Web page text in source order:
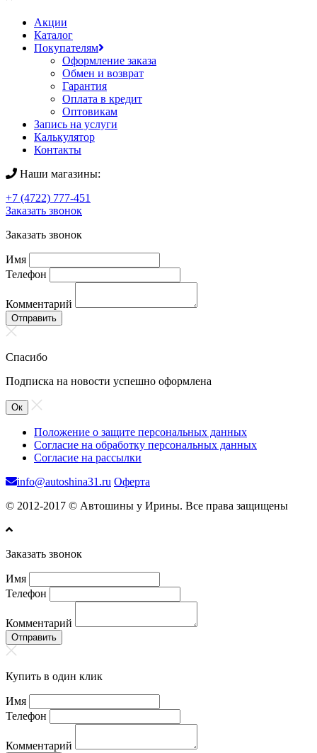
Акции
Каталог
Покупателям
Оформление заказа
Обмен и возврат
Гарантия
Оплата в кредит
Оптовикам
Запись на услуги
Калькулятор
Контакты
Наши магазины:
+7 (4722) 777-451
Заказать звонок
Заказать звонок
Имя
Телефон
Комментарий
Отправить
Спасибо
Подписка на новости успешно оформлена
Ок
Положение о защите персональных данных
Согласие на обработку персональных данных
Согласие на рассылки
info@autoshina31.ru Оферта
© 2012-2017 © Автошины у Ирины. Все права защищены
Заказать звонок
Имя
Телефон
Комментарий
Отправить
Купить в один клик
Имя
Телефон
Комментарий